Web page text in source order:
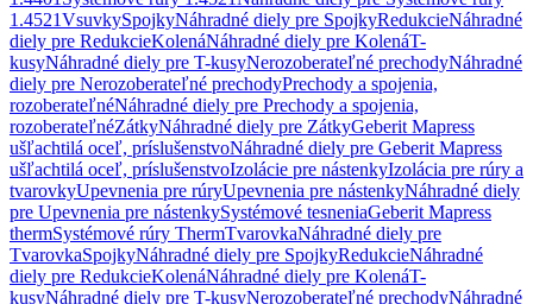
1.4521VsuvkySpojkyNáhradné diely pre SpojkyRedukcieNáhradné
diely pre RedukcieKolenáNáhradné diely pre KolenáT-
kusyNáhradné diely pre T-kusyNerozoberateľné prechodyNáhradné
diely pre Nerozoberateľné prechodyPrechody a spojenia,
rozoberateľnéNáhradné diely pre Prechody a spojenia,
rozoberateľnéZátkyNáhradné diely pre ZátkyGeberit Mapress
ušľachtilá oceľ, príslušenstvoNáhradné diely pre Geberit Mapress
ušľachtilá oceľ, príslušenstvoIzolácie pre nástenkyIzolácia pre rúry a
tvarovkyUpevnenia pre rúryUpevnenia pre nástenkyNáhradné diely
pre Upevnenia pre nástenkySystémové tesneniaGeberit Mapress
thermSystémové rúry ThermTvarovkaNáhradné diely pre
TvarovkaSpojkyNáhradné diely pre SpojkyRedukcieNáhradné
diely pre RedukcieKolenáNáhradné diely pre KolenáT-
kusyNáhradné diely pre T-kusyNerozoberateľné prechodyNáhradné